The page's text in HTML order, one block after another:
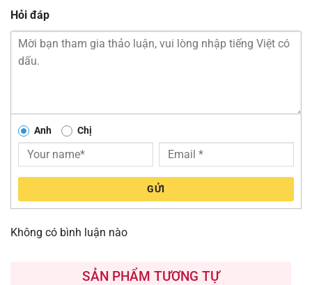
Hỏi đáp
Anh Chị
GỬI
Không có bình luận nào
SẢN PHẨM TƯƠNG TỰ